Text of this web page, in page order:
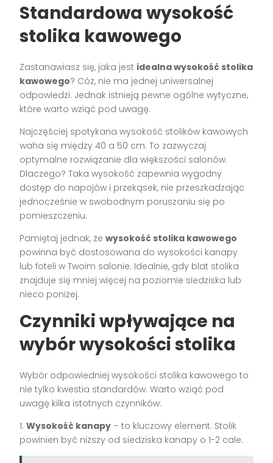
Standardowa wysokość
stolika kawowego
Zastanawiasz się, jaka jest idealna wysokość stolika
kawowego? Cóż, nie ma jednej uniwersalnej
odpowiedzi. Jednak istnieją pewne ogólne wytyczne,
które warto wziąć pod uwagę.
Najczęściej spotykana wysokość stolików kawowych
waha się między 40 a 50 cm. To zazwyczaj
optymalne rozwiązanie dla większości salonów.
Dlaczego? Taka wysokość zapewnia wygodny
dostęp do napojów i przekąsek, nie przeszkadzając
jednocześnie w swobodnym poruszaniu się po
pomieszczeniu.
Pamiętaj jednak, żewysokość stolika kawowego
powinna być dostosowana do wysokości kanapy
lub foteli w Twoim salonie. Idealnie, gdy blat stolika
znajduje się mniej więcej na poziomie siedziska lub
nieco poniżej.
Czynniki wpływające na
wybór wysokości stolika
Wybór odpowiedniej wysokości stolika kawowego to
nie tylko kwestia standardów. Warto wziąć pod
uwagę kilka istotnych czynników:
1.Wysokość kanapy – to kluczowy element. Stolik
powinien być niższy od siedziska kanapy o 1-2 cale.